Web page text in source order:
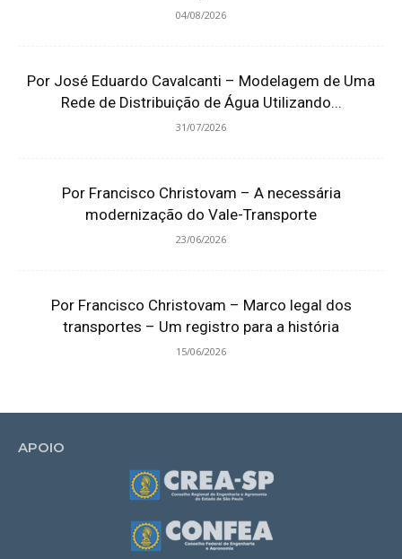
04/08/2026
Por José Eduardo Cavalcanti – Modelagem de Uma
Rede de Distribuição de Água Utilizando...
31/07/2026
Por Francisco Christovam – A necessária
modernização do Vale-Transporte
23/06/2026
Por Francisco Christovam – Marco legal dos
transportes – Um registro para a história
15/06/2026
APOIO